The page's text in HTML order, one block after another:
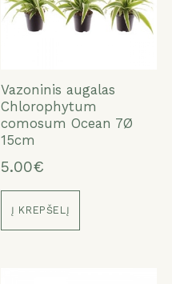
Vazoninis augalas
Chlorophytum
comosum Ocean 7Ø
15cm
5.00€
Į KREPŠELĮ